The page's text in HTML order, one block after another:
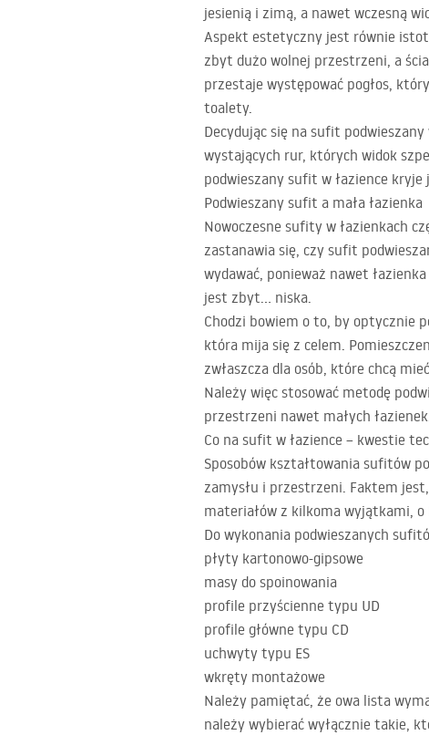
jesienią i zimą, a nawet wczesną
Aspekt estetyczny jest równie
zbyt dużo wolnej przestrzeni, a
przestaje występować pogłos,
toalety.
Decydując się na sufit
wystających rur, których widok
podwieszany sufit w łazience
Podwieszany sufit a mała łazienka
Nowoczesne sufity w łazienkach
zastanawia się, czy sufit
wydawać, ponieważ nawet
jest zbyt… niska.
Chodzi bowiem o to, by optycznie
która mija się z celem.
zwłaszcza dla osób, które chcą
Należy więc stosować metodę
przestrzeni nawet małych
Co na sufit w łazience – kwestie
Sposobów kształtowania sufitów
zamysłu i przestrzeni. Faktem
materiałów z kilkoma wyjątkami,
Do wykonania podwieszanych
płyty kartonowo-gipsowe
masy do spoinowania
profile przyścienne typu UD
profile główne typu CD
uchwyty typu ES
wkręty montażowe
Należy pamiętać, że owa lista
należy wybierać wyłącznie takie,